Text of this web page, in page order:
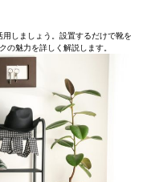
しましょう。設置するだけで靴を
の魅力を詳しく解説します。